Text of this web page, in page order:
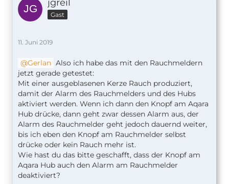
jgreil
Gast
11. Juni 2019
Gerlan Also ich habe das mit den Rauchmeldern
jetzt gerade getestet:
Mit einer ausgeblasenen Kerze Rauch produziert,
damit der Alarm des Rauchmelders und des Hubs
aktiviert werden. Wenn ich dann den Knopf am Aqara
Hub drücke, dann geht zwar dessen Alarm aus, der
Alarm des Rauchmelder geht jedoch dauernd weiter,
bis ich eben den Knopf am Rauchmelder selbst
drücke oder kein Rauch mehr ist.
Wie hast du das bitte geschafft, dass der Knopf am
Aqara Hub auch den Alarm am Rauchmelder
deaktiviert?